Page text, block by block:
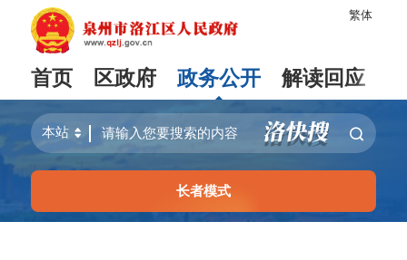
繁体
首页 区政府 政务公开 解读回应
长者模式